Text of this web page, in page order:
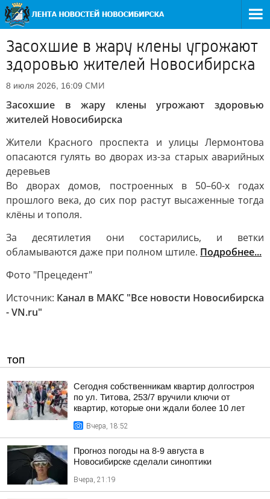
Засохшие в жару клены угрожают
здоровью жителей Новосибирска
8 июля 2026, 16:09 СМИ
Засохшие в жару клены угрожают здоровью
жителей Новосибирска
Жители Красного проспекта и улицы Лермонтова
опасаются гулять во дворах из-за старых аварийных
деревьев
Во дворах домов, построенных в 50–60-х годах
прошлого века, до сих пор растут высаженные тогда
клёны и тополя.
За десятилетия они состарились, и ветки
обламываются даже при полном штиле. Подробнее...
Фото "Прецедент"
Источник: Канал в МАКС "Все новости Новосибирска
- VN.ru"
ТОП
Сегодня собственникам квартир долгостроя
по ул. Титова, 253/7 вручили ключи от
квартир, которые они ждали более 10 лет
Вчера, 18:52
Прогноз погоды на 8-9 августа в
Новосибирске сделали синоптики
Вчера, 21:19